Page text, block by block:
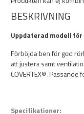
BESKRIVNING
Uppdaterad modell
Förböjda ben för god
att justera samt
COVERTEX®.
Specifikationer: